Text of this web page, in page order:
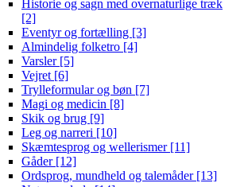
Historie og sagn med overnaturlige træk
[2]
Eventyr og fortælling [3]
Almindelig folketro [4]
Varsler [5]
Vejret [6]
Trylleformular og bøn [7]
Magi og medicin [8]
Skik og brug [9]
Leg og narreri [10]
Skæmtesprog og wellerismer [11]
Gåder [12]
Ordsprog, mundheld og talemåder [13]